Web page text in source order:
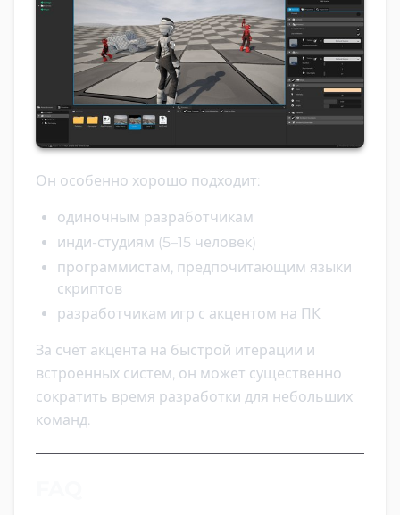
Он особенно хорошо подходит:
одиночным разработчикам
инди-студиям (5–15 человек)
программистам, предпочитающим языки
скриптов
разработчикам игр с акцентом на ПК
За счёт акцента на быстрой итерации и
встроенных систем, он может существенно
сократить время разработки для небольших
команд.